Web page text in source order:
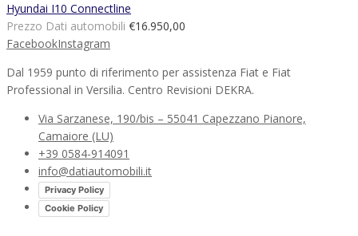
Hyundai I10 Connectline
Prezzo Dati automobili €16.950,00
FacebookInstagram
Dal 1959 punto di riferimento per assistenza Fiat e Fiat
Professional in Versilia. Centro Revisioni DEKRA.
Via Sarzanese, 190/bis – 55041 Capezzano Pianore,
Camaiore (LU)
+39 0584-914091
info@datiautomobili.it
Privacy Policy
Cookie Policy